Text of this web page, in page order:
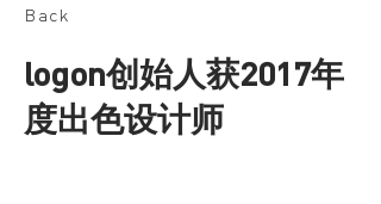
logon创始人获2017年
度出色设计师
Back